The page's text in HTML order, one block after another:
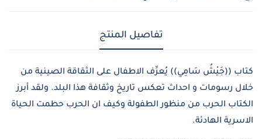
تفاصيل المنتج
كتاب ((جَيْشُ سَامِي)) يُعرِّف الاطفال على الثقاقة الصينية من
خلال رسومات و احداث تعكس تاريخ وثقافة هذا البلد. ولقد أبرز
الكتاب الحرب من منظور الطفولة وكيف ان الحرب حطمت الحياة
الاسرية الهادئة.